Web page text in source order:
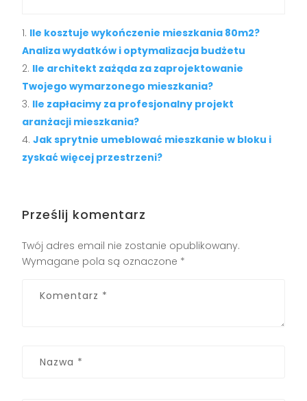
Ile kosztuje wykończenie mieszkania 80m2?
Analiza wydatków i optymalizacja budżetu
Ile architekt zażąda za zaprojektowanie
Twojego wymarzonego mieszkania?
Ile zapłacimy za profesjonalny projekt
aranżacji mieszkania?
Jak sprytnie umeblować mieszkanie w bloku i
zyskać więcej przestrzeni?
Prześlij komentarz
Twój adres email nie zostanie opublikowany.
Wymagane pola są oznaczone *